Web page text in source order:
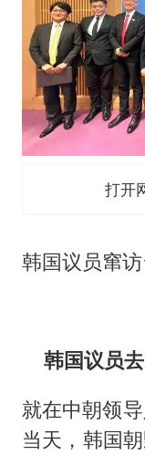
打开
韩国议员窜
韩国议员
就在中朝领
当天，韩国